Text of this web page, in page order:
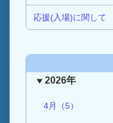
応援(入場)に関して
2026年
4月（5）